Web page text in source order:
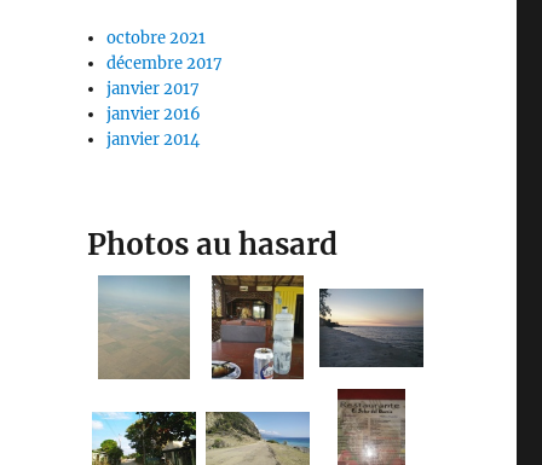
octobre 2021
décembre 2017
janvier 2017
janvier 2016
janvier 2014
Photos au hasard